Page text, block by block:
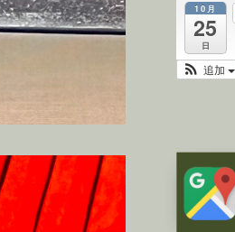
10月
25
日
追加